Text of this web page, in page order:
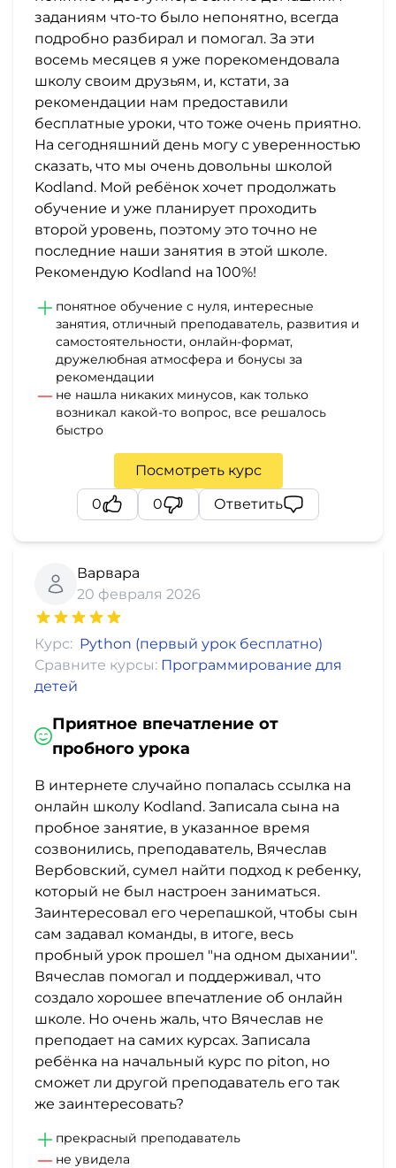
заданиям что-то было непонятно, всегда
подробно разбирал и помогал. За эти
восемь месяцев я уже порекомендовала
школу своим друзьям, и, кстати, за
рекомендации нам предоставили
бесплатные уроки, что тоже очень приятно.
На сегодняшний день могу с уверенностью
сказать, что мы очень довольны школой
Kodland. Мой ребёнок хочет продолжать
обучение и уже планирует проходить
второй уровень, поэтому это точно не
последние наши занятия в этой школе.
Рекомендую Kodland на 100%!
понятное обучение с нуля, интересные
занятия, отличный преподаватель, развития и
самостоятельности, онлайн-формат,
дружелюбная атмосфера и бонусы за
рекомендации
не нашла никаких минусов, как только
возникал какой-то вопрос, все решалось
быстро
Посмотреть курс
0
0 Ответить
Варвара
20 февраля 2026
Курс: Python (первый урок бесплатно)
Сравните курсы: Программирование для
детей
Приятное впечатление от
пробного урока
В интернете случайно попалась ссылка на
онлайн школу Kodland. Записала сына на
пробное занятие, в указанное время
созвонились, преподаватель, Вячеслав
Вербовский, сумел найти подход к ребенку,
который не был настроен заниматься.
Заинтересовал его черепашкой, чтобы сын
сам задавал команды, в итоге, весь
пробный урок прошел "на одном дыхании".
Вячеслав помогал и поддерживал, что
создало хорошее впечатление об онлайн
школе. Но очень жаль, что Вячеслав не
преподает на самих курсах. Записала
ребёнка на начальный курс по piton, но
сможет ли другой преподаватель его так
же заинтересовать?
прекрасный преподаватель
не увидела